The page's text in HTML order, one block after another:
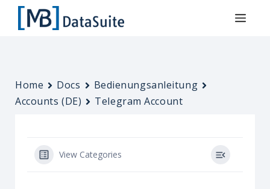
Home Docs
Bedienungsanleitung
Accounts (DE)
Telegram Account
View Categories